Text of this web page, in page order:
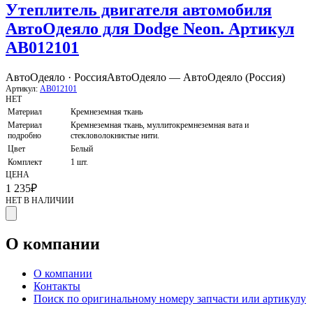
Утеплитель двигателя автомобиля
АвтоОдеяло для Dodge Neon. Артикул
AB012101
АвтоОдеяло · РоссияАвтоОдеяло — АвтоОдеяло (Россия)
Артикул: AB012101
НЕТ
Материал
Кремнеземная ткань
Материал
подробно
Кремнеземная ткань, муллитокремнеземная вата и
стекловолокнистые нити.
Цвет
Белый
Комплект
1 шт.
ЦЕНА
1 235₽
НЕТ В НАЛИЧИИ
О компании
О компании
Контакты
Поиск по оригинальному номеру запчасти или артикулу